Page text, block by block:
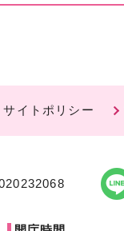
サイトポリシー